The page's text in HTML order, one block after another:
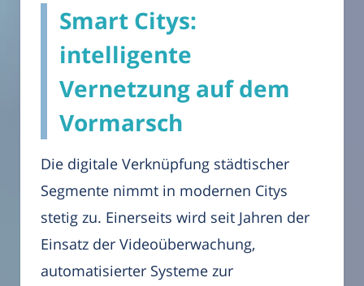
Smart Citys:
intelligente
Vernetzung auf dem
Vormarsch
Die digitale Verknüpfung städtischer
Segmente nimmt in modernen Citys
stetig zu. Einerseits wird seit Jahren der
Einsatz der Videoüberwachung,
automatisierter Systeme zur